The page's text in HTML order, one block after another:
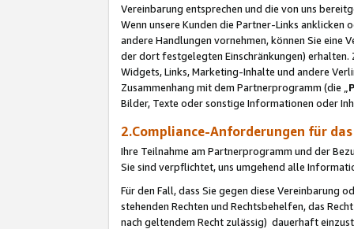
Vereinbarung entsprechen und die von uns
Wenn unsere Kunden die Partner-Links
andere Handlungen vornehmen, können Sie
der dort festgelegten Einschränkungen)
Widgets, Links, Marketing-Inhalte und andere
Zusammenhang mit dem Partnerprogramm (die „
Bilder, Texte oder sonstige Informationen oder
2.Compliance-Anforderungen für
Ihre Teilnahme am Partnerprogramm und der
Sie sind verpflichtet, uns umgehend alle
Für den Fall, dass Sie gegen diese Vereinbarung
stehenden Rechten und Rechtsbehelfen, das
nach geltendem Recht zulässig) dauerhaft